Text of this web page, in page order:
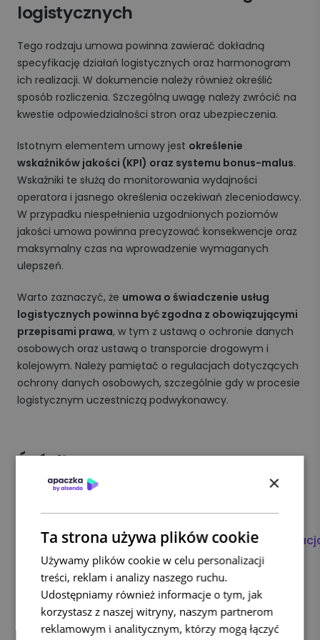
logistycznych
Tego rodzaju umowa powinna zawierać dokładną
specyfikację działań logistycznych oraz harmonogram
ich realizacji. W dokumencie należy również określić
sposób rozliczenia. Szczególną uwagę należy zwrócić na
kwestie odpowiedzialności stron oraz ubezpieczenia.
Istotnym elementem umowy jest określenie
wskaźników jakości (KPI) oraz systemu bonus-malus.
Wskaźniki te służą do monitorowania wydajności
operatora i jasnego określenia oczekiwań zleceniodawcy.
W przypadku niespełnienia uzgodnionych poziomów
jakości umowa powinna precyzować konsekwencje oraz
maksymalny czas na wprowadzenie wymaganych
ulepszeń.
Warto zaznaczyć, że umowa o świadczenie usług
logistycznych powinna być zgodna z obowiązującymi
przepisami prawa, w tym z ustawą o ochronie danych
osobowych oraz ustawą o transporcie drogowym i
kolejowym. Należy pamiętać o regulacjach dotyczących
ochrony danych osobowych, szczególnie gdy w procesie
logistycznym uczestniczą podwykonawcy.
Źródła:
https://www.mecalux.pl/artykuly-
https://www.trans.eu/pl/blog/tfc/
kosztow-przewozu-w-firmie-transportowej/
https://www.logistyka.net.pl/bank-
wiedzy/item/85171-jakosc-w-logistyce-
krotka-charakterystyka
https://desmart.com/pl/oprogramowanie-
×
Ta strona używa plików cookie
Używamy plików cookie w celu personalizacji
treści, reklam i analizy naszego ruchu.
Udostępniamy również informacje o tym, jak
korzystasz z naszej witryny, naszym partnerom
reklamowym i analitycznym, którzy mogą łączyć